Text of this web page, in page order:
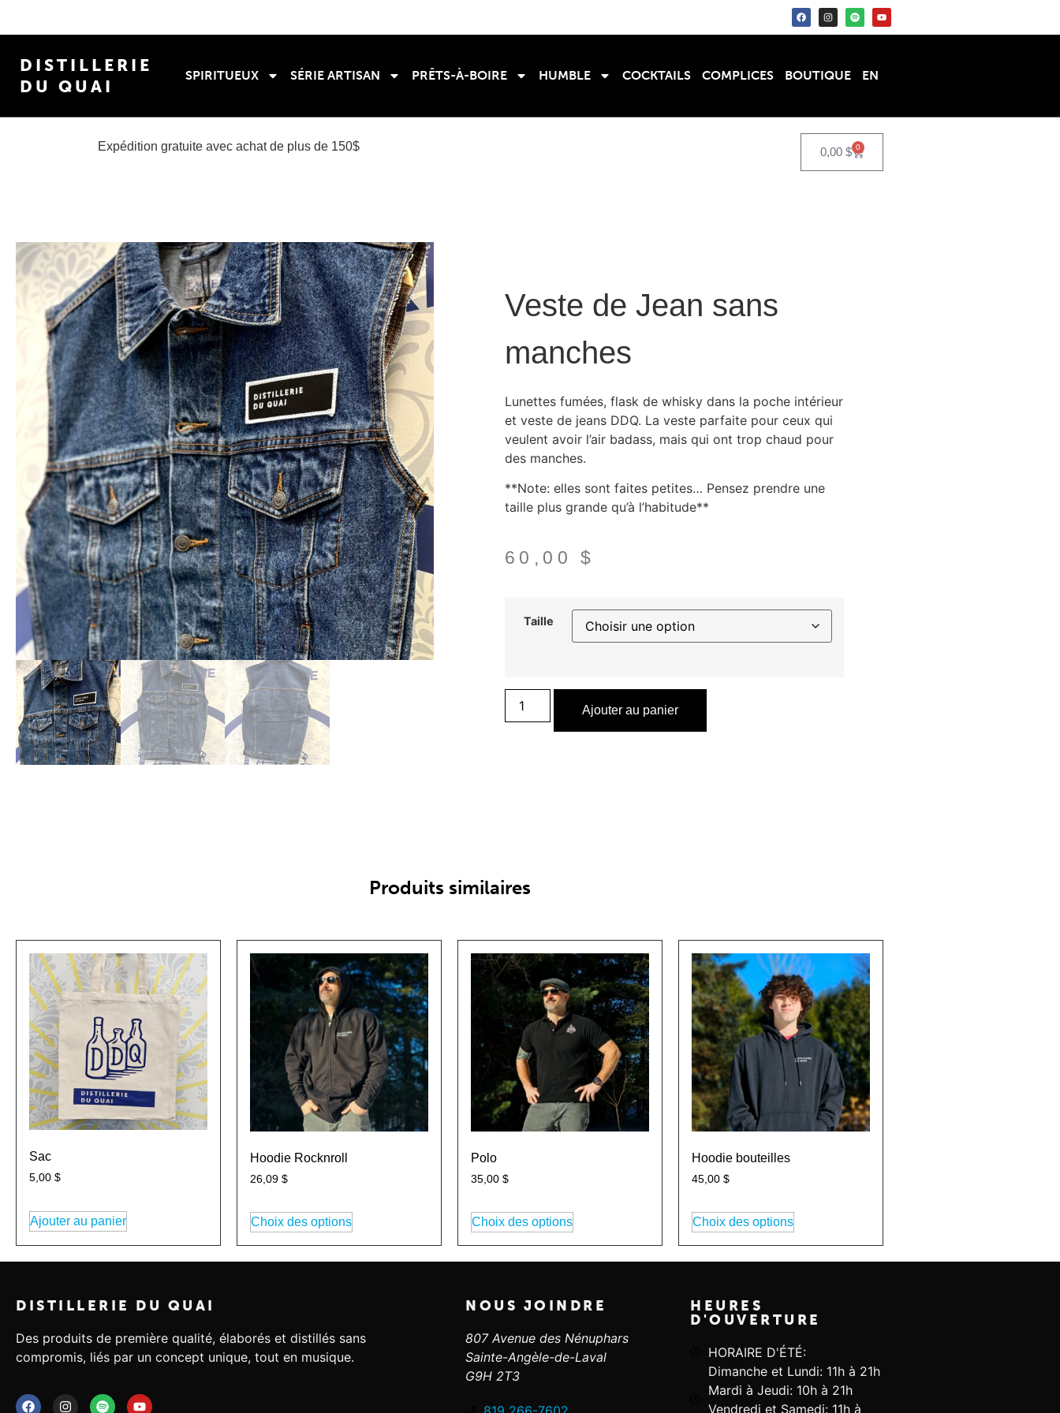
DISTILLERIE
DU QUAI
SPIRITUEUX SÉRIE ARTISAN PRÊTS-À-BOIRE HUMBLE COCKTAILS COMPLICES BOUTIQUE EN
Expédition gratuite avec achat de plus de 150$ 0,00 $ 0
Veste de Jean sans
manches
Lunettes fumées, flask de whisky dans la poche intérieur
et veste de jeans DDQ. La veste parfaite pour ceux qui
veulent avoir l’air badass, mais qui ont trop chaud pour
des manches.
**Note: elles sont faites petites… Pensez prendre une
taille plus grande qu’à l’habitude**
60,00$
Taille
Ajouter au panier
Produits similaires
Sac
5,00 $
Ajouter au panier
Hoodie Rocknroll
26,09 $
Choix des options
Polo
35,00 $
Choix des options
Hoodie bouteilles
45,00 $
Choix des options
DISTILLERIE DU QUAI
Des produits de première qualité, élaborés et distillés sans
compromis, liés par un concept unique, tout en musique.
NOUS JOINDRE
807 Avenue des Nénuphars
Sainte-Angèle-de-Laval
G9H 2T3
HEURES
D'OUVERTURE
HORAIRE D'ÉTÉ:
Dimanche et Lundi: 11h à 21h
Mardi à Jeudi: 10h à 21h
Vendredi et Samedi: 11h à